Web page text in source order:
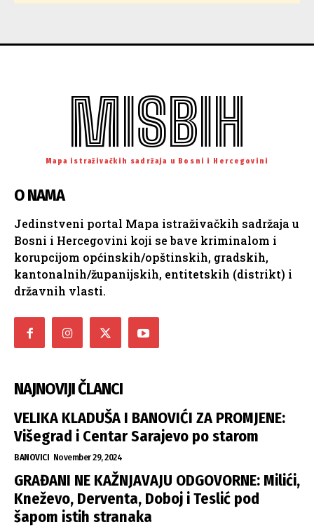
MISBIH
Mapa istraživačkih sadržaja u Bosni i Hercegovini
O NAMA
Jedinstveni portal Mapa istraživačkih sadržaja u
Bosni i Hercegovini koji se bave kriminalom i
korupcijom općinskih/opštinskih, gradskih,
kantonalnih/županijskih, entitetskih (distrikt) i
državnih vlasti.
NAJNOVIJI ČLANCI
VELIKA KLADUŠA I BANOVIĆI ZA PROMJENE:
Višegrad i Centar Sarajevo po starom
BANOVICI November 29, 2024
GRAĐANI NE KAŽNJAVAJU ODGOVORNE: Milići,
Kneževo, Derventa, Doboj i Teslić pod
šapom istih stranaka